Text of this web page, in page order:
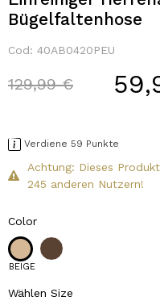
Bügelfaltenhose
Cod: 40AB0420PEU
Price reduced from
129,99 €to
Verdiene 59 Punkte
Achtung: Dieses
245 anderen Nutzern!
Color
BEIGE
Wählen Size